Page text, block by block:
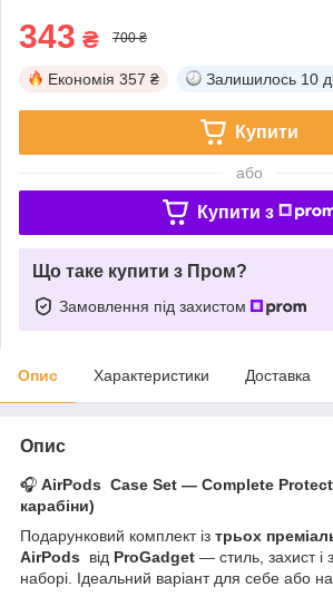
343 ₴ 700 ₴
Економія 357 ₴ Залишилось 10
Купити
або
Купити з
Що таке купити з Пром?
Замовлення під захистом
Опис Характеристики Доставка
Опис
🎧 AirPods Case Set — Complete
карабіни)
Подарунковий комплект із трьох
AirPods
від ProGadget — стиль, захист і
наборі. Ідеальний варіант для себе або